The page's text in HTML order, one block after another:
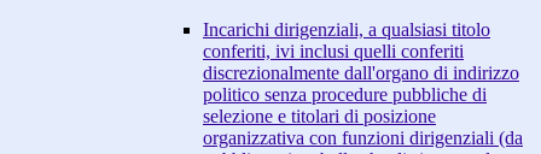
Incarichi dirigenziali, a qualsiasi titolo
conferiti, ivi inclusi quelli conferiti
discrezionalmente dall'organo di indirizzo
politico senza procedure pubbliche di
selezione e titolari di posizione
organizzativa con funzioni dirigenziali (da